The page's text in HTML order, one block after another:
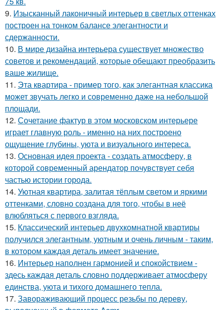
9. Изысканный лаконичный интерьер в светлых оттенках
построен на тонком балансе элегантности и
сдержанности.
10. В мире дизайна интерьера существует множество
советов и рекомендаций, которые обещают преобразить
ваше жилище.
11. Эта квартира - пример того, как элегантная классика
может звучать легко и современно даже на небольшой
площади.
12. Сочетание фактур в этом московском интерьере
играет главную роль - именно на них построено
ощущение глубины, уюта и визуального интереса.
13. Основная идея проекта - создать атмосферу, в
которой современный арендатор почувствует себя
частью истории города.
14. Уютная квартира, залитая тёплым светом и яркими
оттенками, словно создана для того, чтобы в неё
влюбляться с первого взгляда.
15. Классический интерьер двухкомнатной квартиры
получился элегантным, уютным и очень личным - таким,
в котором каждая деталь имеет значение.
16. Интерьер наполнен гармонией и спокойствием -
здесь каждая деталь словно поддерживает атмосферу
единства, уюта и тихого домашнего тепла.
17. Завораживающий процесс резьбы по дереву,